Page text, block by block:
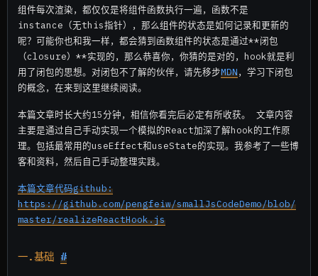
组件每次渲染，都仅仅是将组件函数执行一遍，函数不是
instance（无this指针），那么组件的状态是如何记录和更新的
呢？可能你也和我一样，都会猜到函数组件的状态是通过**闭包
（closure）**实现的，那么恭喜你，你猜的是对的，hook就是利
用了闭包的思想。对闭包不了解的伙伴，请先移步MDN，学习下闭包
的概念，在来到这里继续阅读。
本篇文章时长大约15分钟，相信你看完后必定有所收获。 文章内容
主要是通过自己手动实现一个模拟的React加深了解hook的工作原
理。包括最常用的useEffect和useState的实现。我参考了一些博
客和资料，然后自己手动整理实践。
本篇文章代码github:
https://github.com/pengfeiw/smallJsCodeDemo/blob/
master/realizeReactHook.js
一.基础 #